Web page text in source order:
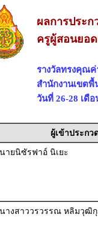
ผลการประก
ครูผู้สอนยอ
รางวัลทรงคุณค่
สำนักงานเขต
วันที่ 26-28 เดื
ผู้เข้าประกว
นายนิซัรฟาอ์ นิเยะ
นางสาววรวรรณ หลิมวุฒิ